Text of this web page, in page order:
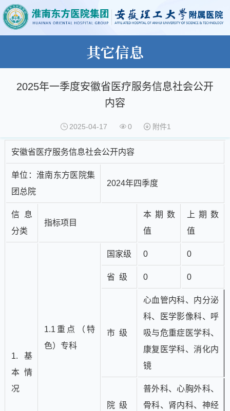
其它信息
2025年一季度安徽省医疗服务信息社会公开
内容
2025-04-17 0 附件1
安徽省医疗服务信息社会公开内容
单位：淮南东方医院集
团总院
2024年四季度
信息
分类
指标项目
本期数
值
上期数
值
1.基
本情
况
1.1重点（特
色）专科
国家级 0 0
省 级 0 0
市 级
心血管内科、内分泌
科、医学影像科、呼
吸与危重症医学科、
康复医学科、消化内
镜
院 级
普外科、心胸外科、
骨科、肾内科、神经